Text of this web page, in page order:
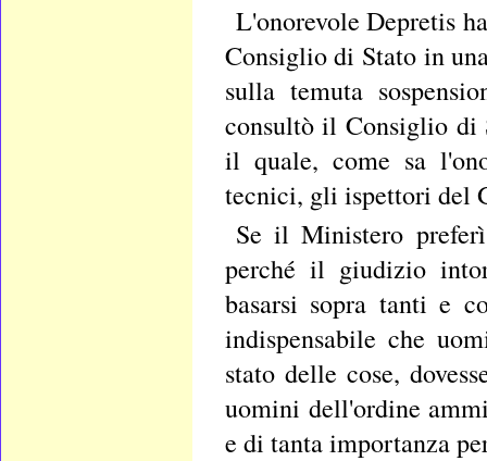
L'onorevole Depretis
Consiglio di Stato in
sulla temuta
consultò il Consiglio di
il quale, come sa
tecnici, gli ispettori del
Se il Ministero
perché il giudizio
basarsi sopra tanti e
indispensabile che
stato delle cose,
uomini dell'ordine
e di tanta importanza